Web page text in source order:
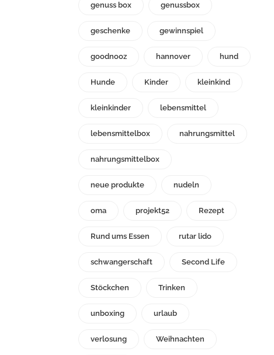
genuss box genussbox
geschenke gewinnspiel
goodnooz hannover hund
Hunde Kinder kleinkind
kleinkinder lebensmittel
lebensmittelbox nahrungsmittel
nahrungsmittelbox
neue produkte nudeln
oma projekt52 Rezept
Rund ums Essen rutar lido
schwangerschaft Second Life
Stöckchen Trinken
unboxing urlaub
verlosung Weihnachten